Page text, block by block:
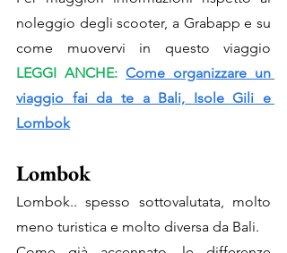
noleggio degli scooter, a Grabapp e su
LEGGI ANCHE: Come organizzare un
viaggio fai da te a Bali, Isole Gili e
Lombok
Lombok
Lombok.. spesso sottovalutata, molto
meno turistica e molto diversa da Bali.